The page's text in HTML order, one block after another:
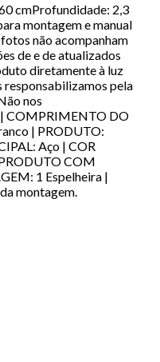
cmProfundidade: 2,3
montagem e manual
não acompanham
de e de atualizados
diretamente à luz
responsabilizamos pela
nos
| COMPRIMENTO DO
| PRODUTO:
Aço | COR
COM
1 Espelheira |
montagem.